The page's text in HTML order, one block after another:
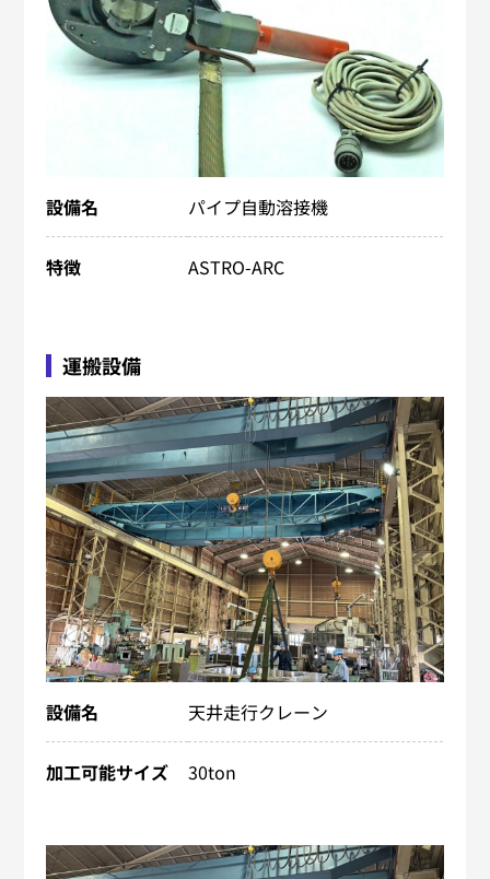
設備名 パイプ自動溶接機
特徴 ASTRO-ARC
運搬設備
設備名 天井走行クレーン
加工可能サイズ 30ton